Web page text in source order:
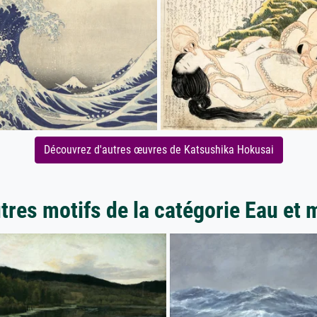
Découvrez d'autres œuvres de Katsushika Hokusai
motifs de la catégorie Eau et